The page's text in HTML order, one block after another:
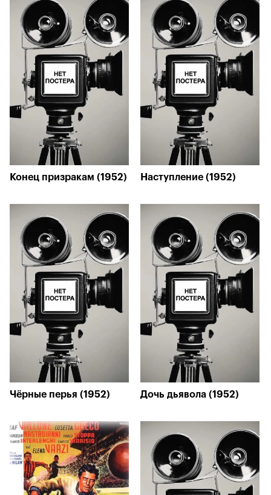
Конец призракам (1952) Наступление (1952)
Чёрные перья (1952) Дочь дьявола (1952)